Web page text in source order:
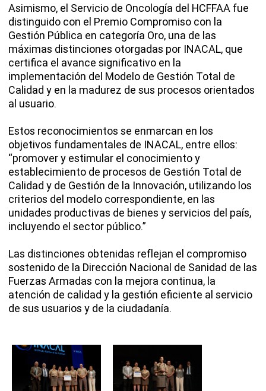
Asimismo, el Servicio de Oncología del HCFFAA fue
distinguido con el Premio Compromiso con la
Gestión Pública en categoría Oro, una de las
máximas distinciones otorgadas por INACAL, que
certifica el avance significativo en la
implementación del Modelo de Gestión Total de
Calidad y en la madurez de sus procesos orientados
al usuario.
Estos reconocimientos se enmarcan en los
objetivos fundamentales de INACAL, entre ellos:
“promover y estimular el conocimiento y
establecimiento de procesos de Gestión Total de
Calidad y de Gestión de la Innovación, utilizando los
criterios del modelo correspondiente, en las
unidades productivas de bienes y servicios del país,
incluyendo el sector público.”
Las distinciones obtenidas reflejan el compromiso
sostenido de la Dirección Nacional de Sanidad de las
Fuerzas Armadas con la mejora continua, la
atención de calidad y la gestión eficiente al servicio
de sus usuarios y de la ciudadanía.